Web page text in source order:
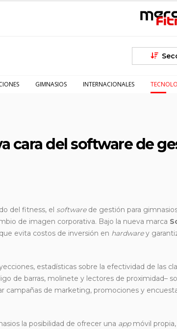
GIMNASIOS INTERNACIONALES
cara del software de
del fitness, el softwarede gestión para
de imagen corporativa. Bajo la nueva marca
evita costos de inversión en hardwarey
estadísticas sobre la efectividad de las
de barras, molinete y lectores de proximidad–
campañas de marketing, promociones y
la posibilidad de ofrecer una appmóvil propia,